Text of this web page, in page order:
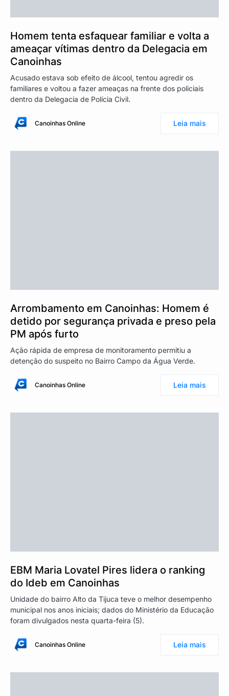
Homem tenta esfaquear familiar e volta a
ameaçar vítimas dentro da Delegacia em
Canoinhas
Acusado estava sob efeito de álcool, tentou agredir os
familiares e voltou a fazer ameaças na frente dos policiais
dentro da Delegacia de Polícia Civil.
Canoinhas Online Leia mais
Arrombamento em Canoinhas: Homem é
detido por segurança privada e preso pela
PM após furto
Ação rápida de empresa de monitoramento permitiu a
detenção do suspeito no Bairro Campo da Água Verde.
Canoinhas Online Leia mais
EBM Maria Lovatel Pires lidera o ranking
do Ideb em Canoinhas
Unidade do bairro Alto da Tijuca teve o melhor desempenho
municipal nos anos iniciais; dados do Ministério da Educação
foram divulgados nesta quarta-feira (5).
Canoinhas Online Leia mais